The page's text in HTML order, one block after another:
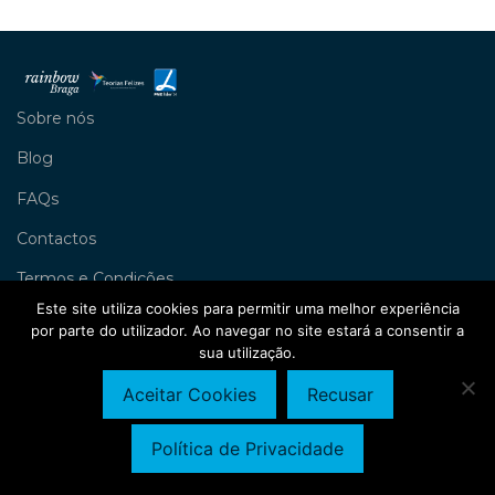
Sobre nós
Blog
FAQs
Contactos
Termos e Condições
Livro de Reclamações
Rainbow Braga
Este site utiliza cookies para permitir uma melhor experiência
por parte do utilizador. Ao navegar no site estará a consentir a
sua utilização.
Aceitar Cookies Recusar
Política de Privacidade